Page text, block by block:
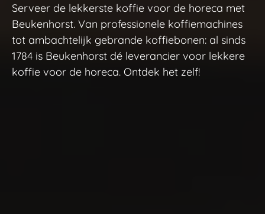
Serveer de lekkerste koffie voor de horeca met
Beukenhorst. Van professionele koffiemachines
tot ambachtelijk gebrande koffiebonen: al sinds
1784 is Beukenhorst dé leverancier voor lekkere
koffie voor de horeca. Ontdek het zelf!